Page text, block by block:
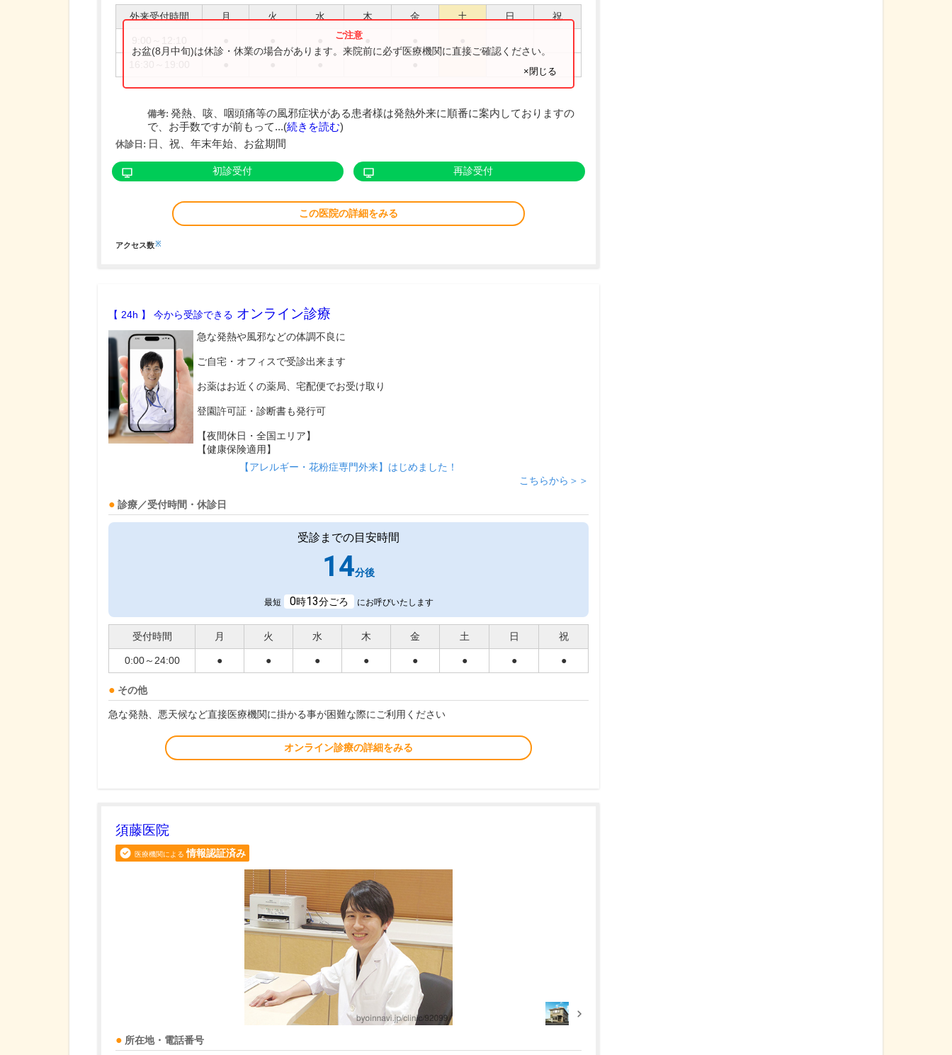
外来受付時間 月 火 水 木 金 土 日 祝
お盆(8月中旬)は休診・休業の場合があります。来院前に必ず医療機関に直接ご確認ください。
×閉じる
備考: 発熱、咳、咽頭痛等の風邪症状がある患者様は発熱外来に順番に案内しておりますの
で、お手数ですが前もって...(続きを読む)
休診日: 日、祝、年末年始、お盆期間
初診受付 再診受付
この医院の詳細をみる
アクセス数※
【 24h 】 今から受診できる オンライン診療
急な発熱や風邪などの体調不良に
ご自宅・オフィスで受診出来ます
お薬はお近くの薬局、宅配便でお受け取り
登園許可証・診断書も発行可
【夜間休日・全国エリア】
【健康保険適用】
【アレルギー・花粉症専門外来】はじめました！
こちらから＞＞
診療／受付時間・休診日
受診までの目安時間
14分後
最短 0時13分ごろ にお呼びいたします
受付時間 月 火 水 木 金 土 日 祝
0:00～24:00 ● ● ● ● ● ● ● ●
その他
急な発熱、悪天候など直接医療機関に掛かる事が困難な際にご利用ください
オンライン診療の詳細をみる
須藤医院
医療機関による 情報認証済み
所在地・電話番号